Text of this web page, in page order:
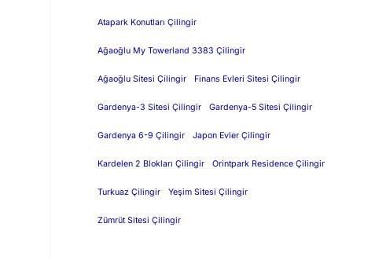
Atapark Konutları Çilingir
Ağaoğlu My Towerland 3383 Çilingir
Ağaoğlu Sitesi Çilingir Finans Evleri Sitesi Çilingir
Gardenya-3 Sitesi Çilingir Gardenya-5 Sitesi Çilingir
Gardenya 6-9 Çilingir Japon Evler Çilingir
Kardelen 2 Blokları Çilingir Orintpark Residence Çilingir
Turkuaz Çilingir Yeşim Sitesi Çilingir
Zümrüt Sitesi Çilingir